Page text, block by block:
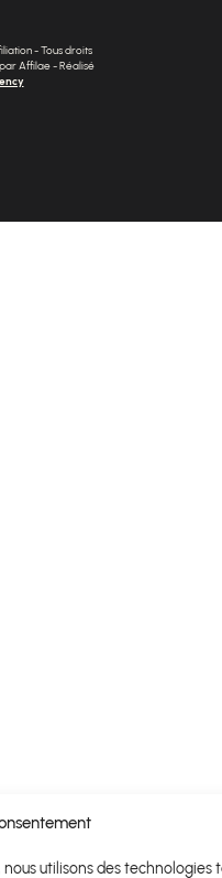
utilisons des technologies
- Tous droits
Affilae - Réalisé